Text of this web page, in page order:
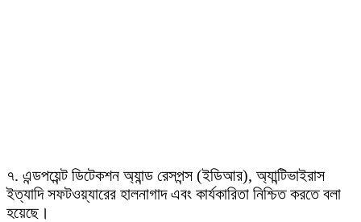
৭. এন্ডপয়েন্ট ডিটেকশন অ্যান্ড রেসপন্স (ইডিআর), অ্যান্টিভাইরাস
ইত্যাদি সফটওয়্যারের হালনাগাদ এবং কার্যকারিতা নিশ্চিত করতে বলা
হয়েছে।